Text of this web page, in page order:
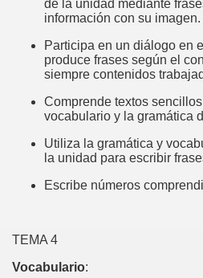
de la unidad mediante
información con su imagen.
Participa en un diálogo en
produce frases según el
siempre contenidos
Comprende textos
vocabulario y la gramática
Utiliza la gramática y
la unidad para escribir
Escribe números
TEMA 4
Vocabulario: